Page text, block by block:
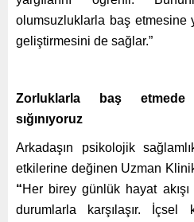
olumsuzluklarla baş etmesine
geliştirmesini de sağlar.”
Zorluklarla baş etmede
sığınıyoruz
Arkadaşın psikolojik
etkilerine değinen Uzman
“Her birey günlük hayat akışı
durumlarla karşılaşır. İçsel